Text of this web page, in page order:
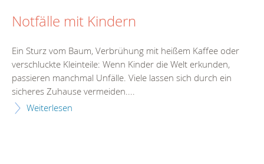
Notfälle mit Kindern
Ein Sturz vom Baum, Verbrühung mit heißem Kaffee oder
verschluckte Kleinteile: Wenn Kinder die Welt erkunden,
passieren manchmal Unfälle. Viele lassen sich durch ein
sicheres Zuhause vermeiden....
Weiterlesen